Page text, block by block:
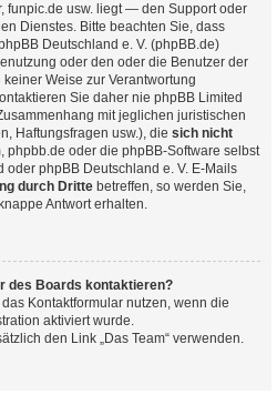
funpic.de usw. liegt — den Support oder
Dienstes. Bitte beachten Sie, dass
Deutschland e. V. (phpBB.de)
oder den oder die Benutzer der
Weise zur Verantwortung
Sie daher nie phpBB Limited
mit jeglichen juristischen
Haftungsfragen usw.), die sich nicht
phpbb.de oder die phpBB-Software selbst
oder phpBB Deutschland e. V. E-Mails
durch Dritte betreffen, so werden Sie,
Antwort erhalten.
des Boards kontaktieren?
Kontaktformular nutzen, wenn die
aktiviert wurde.
den Link „Das Team“ verwenden.